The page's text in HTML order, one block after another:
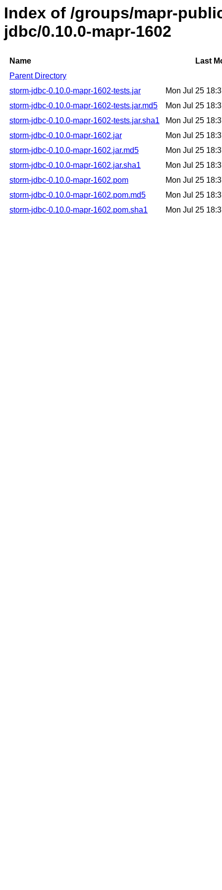
Index of /groups/mapr-
jdbc/0.10.0-mapr-1602
Name
Last
Parent Directory
storm-jdbc-0.10.0-mapr-1602-tests.jar
Mon Jul 25
storm-jdbc-0.10.0-mapr-1602-tests.jar.md5
Mon Jul 25
storm-jdbc-0.10.0-mapr-1602-tests.jar.sha1
Mon Jul 25
storm-jdbc-0.10.0-mapr-1602.jar
Mon Jul 25
storm-jdbc-0.10.0-mapr-1602.jar.md5
Mon Jul 25
storm-jdbc-0.10.0-mapr-1602.jar.sha1
Mon Jul 25
storm-jdbc-0.10.0-mapr-1602.pom
Mon Jul 25
storm-jdbc-0.10.0-mapr-1602.pom.md5
Mon Jul 25
storm-jdbc-0.10.0-mapr-1602.pom.sha1
Mon Jul 25